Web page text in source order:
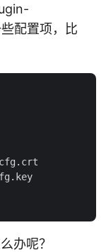
配置项，比
办呢？